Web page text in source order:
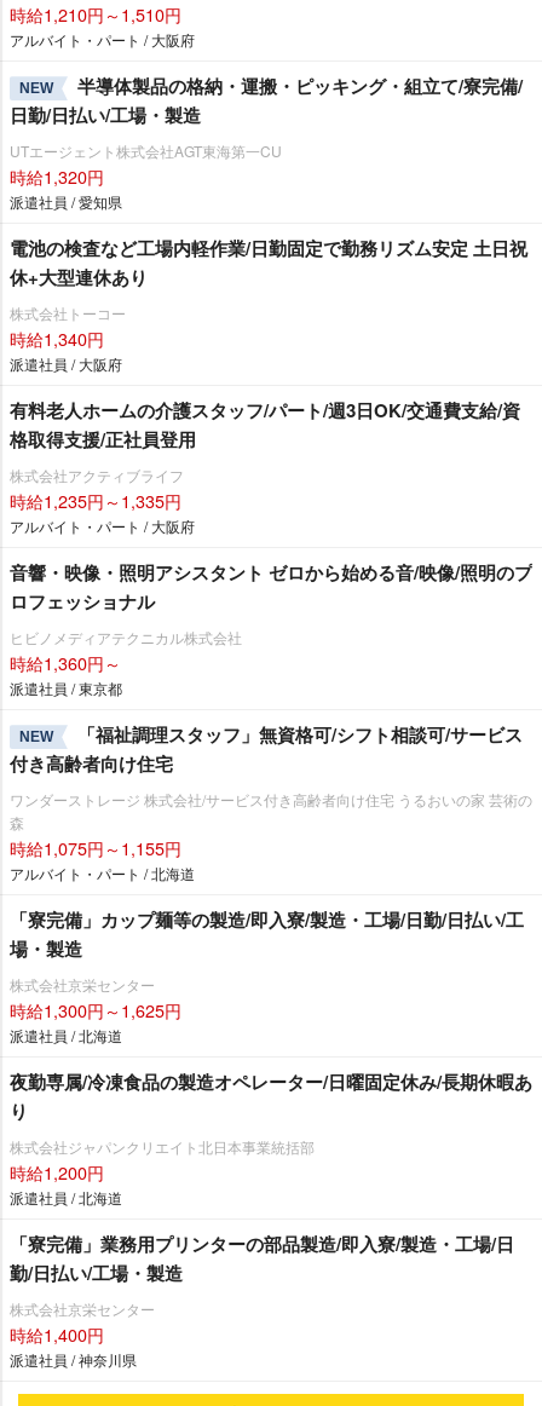
時給1,210円～1,510円
アルバイト・パート / 大阪府
NEW
半導体製品の格納・運搬・ピッキング・組立て/寮完備/
日勤/日払い/工場・製造
UTエージェント株式会社AGT東海第一CU
時給1,320円
派遣社員 / 愛知県
電池の検査など工場内軽作業/日勤固定で勤務リズム安定 土日祝
休+大型連休あり
株式会社トーコー
時給1,340円
派遣社員 / 大阪府
有料老人ホームの介護スタッフ/パート/週3日OK/交通費支給/資
格取得支援/正社員登用
株式会社アクティブライフ
時給1,235円～1,335円
アルバイト・パート / 大阪府
音響・映像・照明アシスタント ゼロから始める音/映像/照明のプ
ロフェッショナル
ヒビノメディアテクニカル株式会社
時給1,360円～
派遣社員 / 東京都
NEW
「福祉調理スタッフ」無資格可/シフト相談可/サービス
付き高齢者向け住宅
ワンダーストレージ 株式会社/サービス付き高齢者向け住宅 うるおいの家 芸術の
森
時給1,075円～1,155円
アルバイト・パート / 北海道
「寮完備」カップ麺等の製造/即入寮/製造・工場/日勤/日払い/工
場・製造
株式会社京栄センター
時給1,300円～1,625円
派遣社員 / 北海道
夜勤専属/冷凍食品の製造オペレーター/日曜固定休み/長期休暇あ
り
株式会社ジャパンクリエイト北日本事業統括部
時給1,200円
派遣社員 / 北海道
「寮完備」業務用プリンターの部品製造/即入寮/製造・工場/日
勤/日払い/工場・製造
株式会社京栄センター
時給1,400円
派遣社員 / 神奈川県